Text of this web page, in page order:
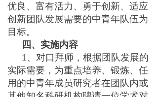
优良、富有活力、勇于创新、适应
创新团队发展需要的中青年队伍为
目标。
四、 实施内容
1 、 对口拜师 ，根据团队发展的
实际需要，为重点培养、锻炼、任
用的中青年成员研究者在团队内或